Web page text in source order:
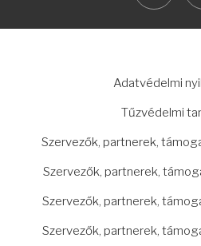
Adatvédelmi
Tűzvédelmi
Szervezők, partnerek,
Szervezők, partnerek,
Szervezők, partnerek,
Szervezők, partnerek,